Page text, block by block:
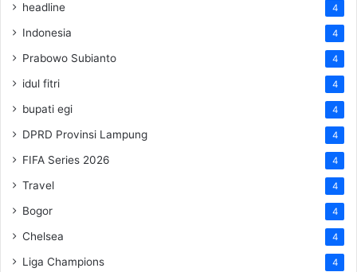
headline 4
Indonesia 4
Prabowo Subianto 4
idul fitri 4
bupati egi 4
DPRD Provinsi Lampung 4
FIFA Series 2026 4
Travel 4
Bogor 4
Chelsea 4
Liga Champions 4